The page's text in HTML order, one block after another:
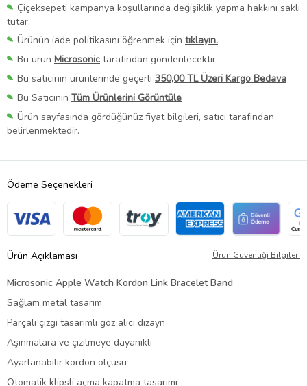
Çiçeksepeti kampanya koşullarında değişiklik yapma hakkını saklı
tutar.
Ürünün iade politikasını öğrenmek için tıklayın.
Bu ürün Microsonic tarafından gönderilecektir.
Bu satıcının ürünlerinde geçerli 350,00 TL Üzeri Kargo Bedava
Bu Satıcının Tüm Ürünlerini Görüntüle
Ürün sayfasında gördüğünüz fiyat bilgileri, satıcı tarafından
belirlenmektedir.
Ödeme Seçenekleri
Ürün Açıklaması Ürün Güvenliği Bilgileri
Microsonic Apple Watch Kordon Link Bracelet Band
Sağlam metal tasarım
Parçalı çizgi tasarımlı göz alıcı dizayn
Aşınmalara ve çizilmeye dayanıklı
Ayarlanabilir kordon ölçüsü
Otomatik klipsli açma kapatma tasarımı